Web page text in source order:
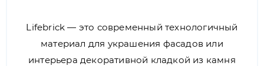
Lifebrick — это современный технологичный
материал для украшения фасадов или
интерьера декоративной кладкой из камня